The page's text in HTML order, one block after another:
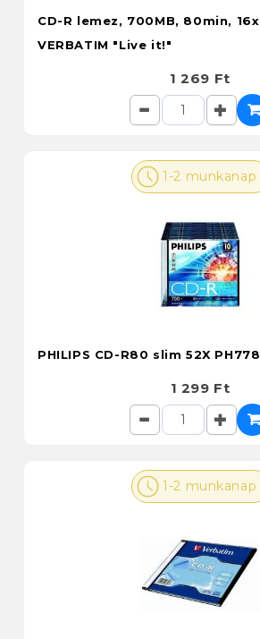
CD-R lemez, 700MB, 80min,
VERBATIM "Live it!"
1 269 Ft
1-2 munkanap
PHILIPS CD-R80 slim 52X
1 299 Ft
1-2 munkanap